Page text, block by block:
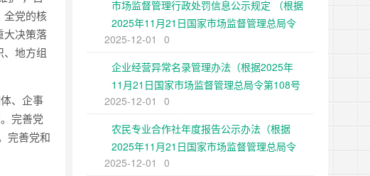
全党的核
大决策落
地方组
、企事
完善党
完善党和
市场监督管理行政处罚信息公示规定 （根据
2025年11月21日国家市场监督管理总局令
第108号第二次修正）
2025-12-01
0
企业经营异常名录管理办法（根据2025年
11月21日国家市场监督管理总局令第108号
第二次修正）
2025-12-01
0
农民专业合作社年度报告公示办法（根据
2025年11月21日国家市场监督管理总局令
第108号第二次修正）
2025-12-01
0